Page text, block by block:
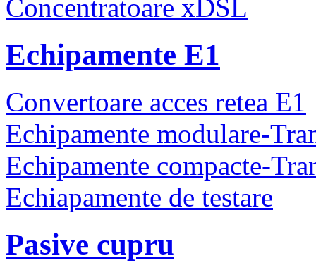
Concentratoare xDSL
Echipamente E1
Convertoare acces retea E1
Echipamente modulare-
Echipamente compacte-
Echiapamente de testare
Pasive cupru